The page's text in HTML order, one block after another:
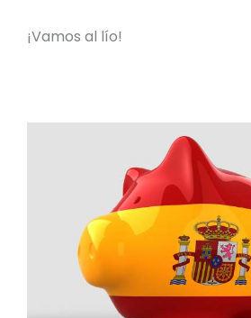
¡Vamos al lío!